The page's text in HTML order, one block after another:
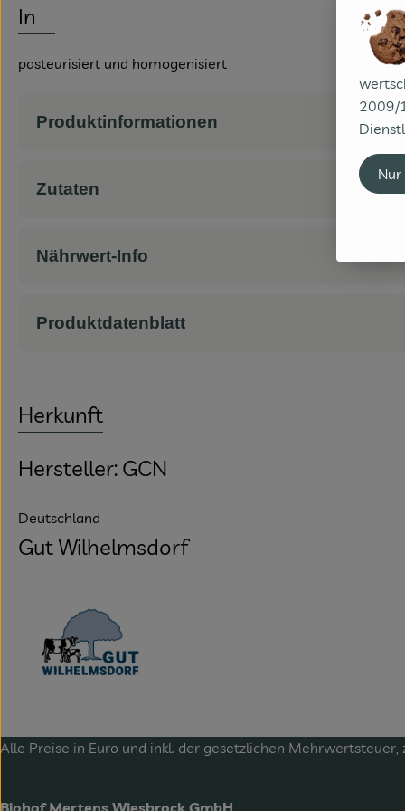
Info
pasteurisiert und homogenisiert
Produktinformationen
Zutaten
Nährwert-Info
Produktdatenblatt
Herkunft
Hersteller: GCN
Deutschland
Gut Wilhelmsdorf
Alle Preise in Euro und inkl. der gesetzlichen Mehrwertsteuer,
Biohof Mertens Wiesbrock GmbH
2009/